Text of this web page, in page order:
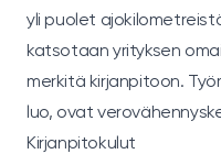
yli puolet
katsotaan yrityksen
merkitä kirjanpitoon.
luo, ovat
Kirjanpitokulut